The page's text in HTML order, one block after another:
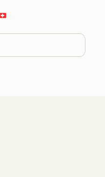
Change country